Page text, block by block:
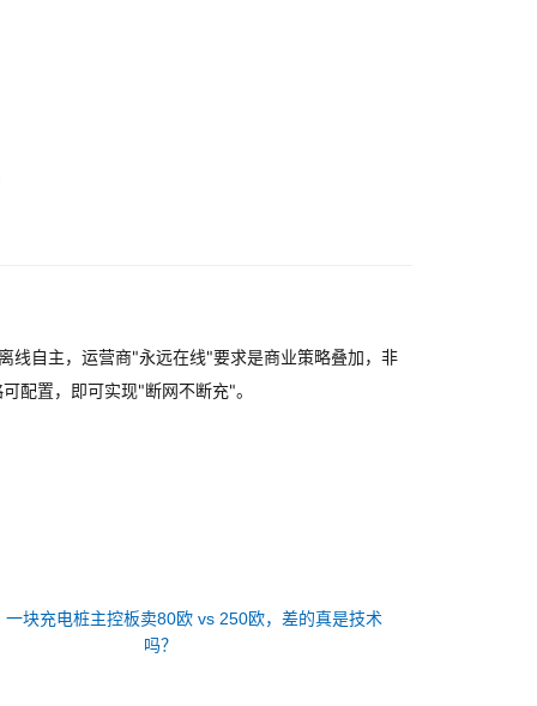
线自主，运营商"永远在线"要求是商业策略叠加，非
配置，即可实现"断网不断充"。
一块充电桩主控板卖80欧 vs 250欧，差的真是技术
吗？